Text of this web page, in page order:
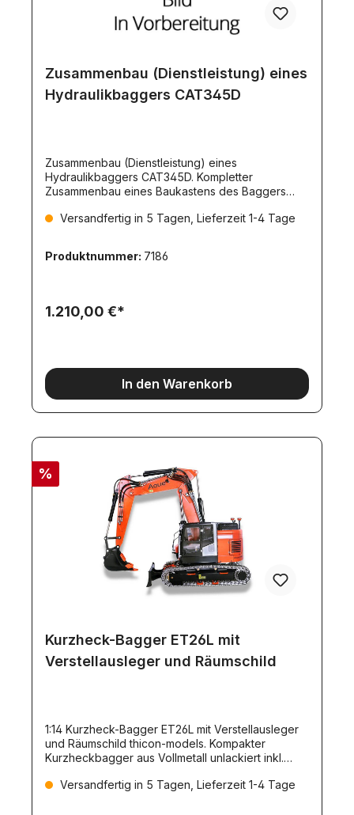
kontaktieren.Lieferung erfolgt per Spedition oder
Abholung in Widdern.
Zusammenbau (Dienstleistung) eines
Hydraulikbaggers CAT345D
Zusammenbau (Dienstleistung) eines
Hydraulikbaggers CAT345D. Kompletter
Zusammenbau eines Baukastens des Baggers
komponenten.
Versandfertig in 5 Tagen, Lieferzeit 1-4 Tage
Produktnummer: 7186
1.210,00 €*
In den Warenkorb
%
Kurzheck-Bagger ET26L mit
Verstellausleger und Räumschild
1:14 Kurzheck-Bagger ET26L mit Verstellausleger
und Räumschild thicon-models. Kompakter
Kurzheckbagger aus Vollmetall unlackiert inkl.
Bausatz wird inkl. Motoren, Hydraulikanlage mit
Versandfertig in 5 Tagen, Lieferzeit 1-4 Tage